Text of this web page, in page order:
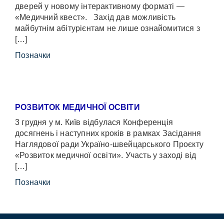
дверей у новому інтерактивному форматі —
«Медичний квест». Захід дав можливість
майбутнім абітурієнтам не лише ознайомитися з
[…]
Позначки
РОЗВИТОК МЕДИЧНОЇ ОСВІТИ
3 грудня у м. Київ відбулася Конференція
досягнень і наступних кроків в рамках Засідання
Наглядової ради Україно-швейцарського Проєкту
«Розвиток медичної освіти». Участь у заході від
[…]
Позначки